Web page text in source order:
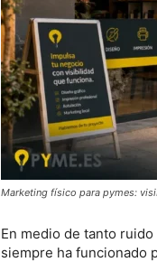
Marketing físico para pymes:
En medio de tanto
siempre ha funcionado